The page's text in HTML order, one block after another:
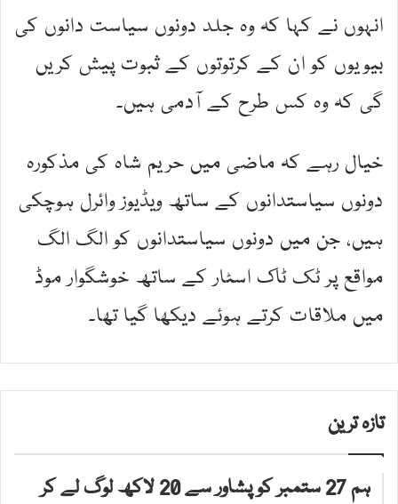
انہوں نے کہا کہ وہ جلد دونوں سیاست دانوں کی
بیویوں کو ان کے کرتوتوں کے ثبوت پیش کریں
گی کہ وہ کس طرح کے آدمی ہیں۔
خیال رہے کہ ماضی میں حریم شاہ کی مذکورہ
دونوں سیاستدانوں کے ساتھ ویڈیوز وائرل ہوچکی
ہیں، جن میں دونوں سیاستدانوں کو الگ الگ
مواقع پر ٹک ٹاک اسٹار کے ساتھ خوشگوار موڈ
میں ملاقات کرتے ہوئے دیکھا گیا تھا۔
تازہ ترین
ہم 27 ستمبر کو پشاور سے 20 لاکھ لوگ لے کر